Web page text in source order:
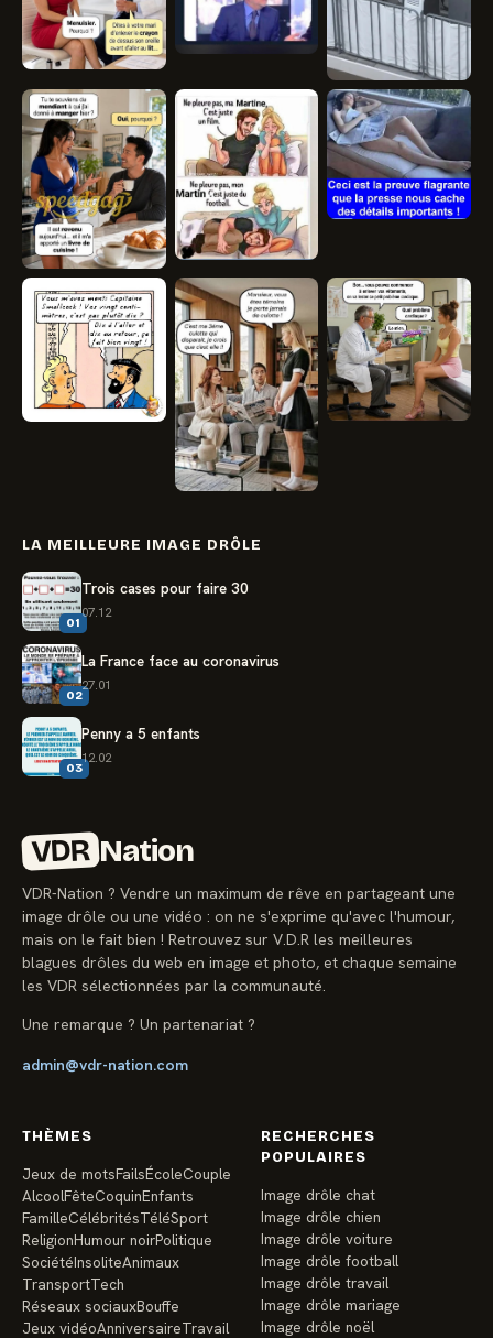
LA MEILLEURE IMAGE DRÔLE
01
Trois cases pour faire 30
07.12
02
La France face au coronavirus
27.01
03
Penny a 5 enfants
12.02
VDR Nation
VDR-Nation ? Vendre un maximum de rêve en partageant une
image drôle ou une vidéo : on ne s'exprime qu'avec l'humour,
mais on le fait bien ! Retrouvez sur V.D.R les meilleures
blagues drôles du web en image et photo, et chaque semaine
les VDR sélectionnées par la communauté.
Une remarque ? Un partenariat ?
admin@vdr-nation.com
THÈMES
Jeux de motsFailsÉcoleCouple
AlcoolFêteCoquinEnfants
FamilleCélébritésTéléSport
ReligionHumour noirPolitique
SociétéInsoliteAnimaux
TransportTech
Réseaux sociauxBouffe
Jeux vidéoAnniversaireTravail
RECHERCHES
POPULAIRES
Image drôle chat
Image drôle chien
Image drôle voiture
Image drôle football
Image drôle travail
Image drôle mariage
Image drôle noël